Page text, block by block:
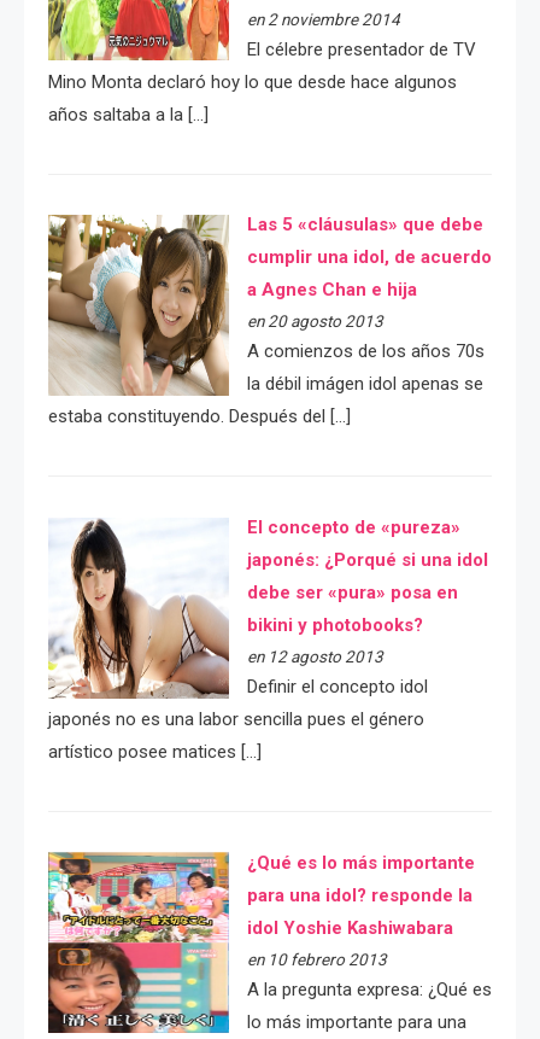
en 2 noviembre 2014
El célebre presentador de TV
Mino Monta declaró hoy lo que desde hace algunos
años saltaba a la […]
Las 5 «cláusulas» que debe
cumplir una idol, de acuerdo
a Agnes Chan e hija
en 20 agosto 2013
A comienzos de los años 70s
la débil imágen idol apenas se
estaba constituyendo. Después del […]
El concepto de «pureza»
japonés: ¿Porqué si una idol
debe ser «pura» posa en
bikini y photobooks?
en 12 agosto 2013
Definir el concepto idol
japonés no es una labor sencilla pues el género
artístico posee matices […]
¿Qué es lo más importante
para una idol? responde la
idol Yoshie Kashiwabara
en 10 febrero 2013
A la pregunta expresa: ¿Qué es
lo más importante para una